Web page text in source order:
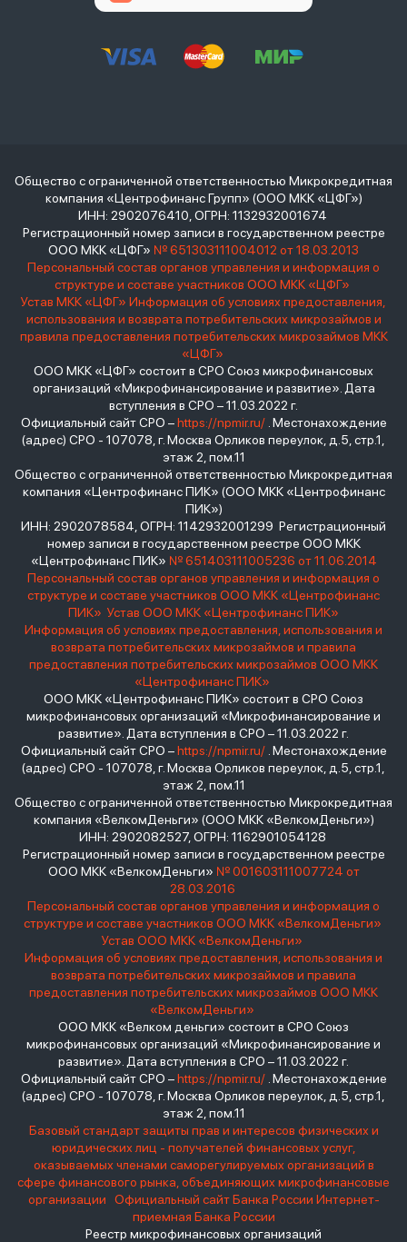
Общество с ограниченной ответственностью Микрокредитная
компания «Центрофинанс Групп» (ООО МКК «ЦФГ»)
ИНН: 2902076410, ОГРН: 1132932001674
Регистрационный номер записи в государственном реестре
ООО МКК «ЦФГ» № 651303111004012 от 18.03.2013
Персональный состав органов управления и информация о
структуре и составе участников ООО МКК «ЦФГ»
Устав МКК «ЦФГ» Информация об условиях предоставления,
использования и возврата потребительских микрозаймов и
правила предоставления потребительских микрозаймов МКК
«ЦФГ»
ООО МКК «ЦФГ» состоит в СРО Союз микрофинансовых
организаций «Микрофинансирование и развитие». Дата
вступления в СРО – 11.03.2022 г.
Официальный сайт СРО –https://npmir.ru/. Местонахождение
(адрес) СРО - 107078, г. Москва Орликов переулок, д.5, стр.1,
этаж 2, пом.11
Общество с ограниченной ответственностью Микрокредитная
компания «Центрофинанс ПИК» (ООО МКК «Центрофинанс
ПИК»)
ИНН: 2902078584, ОГРН: 1142932001299 Регистрационный
номер записи в государственном реестре ООО МКК
«Центрофинанс ПИК» № 651403111005236 от 11.06.2014
Персональный состав органов управления и информация о
структуре и составе участников ООО МКК «Центрофинанс
ПИК» Устав ООО МКК «Центрофинанс ПИК»
Информация об условиях предоставления, использования и
возврата потребительских микрозаймов и правила
предоставления потребительских микрозаймов ООО МКК
«Центрофинанс ПИК»
ООО МКК «Центрофинанс ПИК» состоит в СРО Союз
микрофинансовых организаций «Микрофинансирование и
развитие». Дата вступления в СРО – 11.03.2022 г.
Официальный сайт СРО –https://npmir.ru/. Местонахождение
(адрес) СРО - 107078, г. Москва Орликов переулок, д.5, стр.1,
этаж 2, пом.11
Общество с ограниченной ответственностью Микрокредитная
компания «ВелкомДеньги» (ООО МКК «ВелкомДеньги»)
ИНН: 2902082527, ОГРН: 1162901054128
Регистрационный номер записи в государственном реестре
ООО МКК «ВелкомДеньги» № 001603111007724 от
28.03.2016
Персональный состав органов управления и информация о
структуре и составе участников ООО МКК «ВелкомДеньги»
Устав ООО МКК «ВелкомДеньги»
Информация об условиях предоставления, использования и
возврата потребительских микрозаймов и правила
предоставления потребительских микрозаймов ООО МКК
«ВелкомДеньги»
ООО МКК «Велком деньги» состоит в СРО Союз
микрофинансовых организаций «Микрофинансирование и
развитие». Дата вступления в СРО – 11.03.2022 г.
Официальный сайт СРО –https://npmir.ru/. Местонахождение
(адрес) СРО - 107078, г. Москва Орликов переулок, д.5, стр.1,
этаж 2, пом.11
Базовый стандарт защиты прав и интересов физических и
юридических лиц - получателей финансовых услуг,
оказываемых членами саморегулируемых организаций в
сфере финансового рынка, объединяющих микрофинансовые
организации
Официальный сайт Банка России Интернет-
приемная Банка России
Реестр микрофинансовых организаций